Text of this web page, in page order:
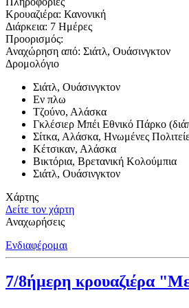
Κρουαζιέρα: Κανονική
Διάρκεια: 7 Ημέρες
Προορισμός:
Αναχώρηση από: Σιάτλ, Ουάσινγκτον
Δρομολόγιο
Σιάτλ, Ουάσινγκτον
Εν πλω
Τζούνο, Αλάσκα
Γκλέσιερ Μπέι Εθνικό Πάρκο
Σίτκα, Αλάσκα, Ηνωμένες
Κέτσικαν, Αλάσκα
Βικτόρια, Βρετανική Κολούμπια
Σιάτλ, Ουάσινγκτον
Χάρτης
Δείτε τον χάρτη
Αναχωρήσεις
Ενδιαφέρομαι
7/8ήμερη κρουαζιέρα